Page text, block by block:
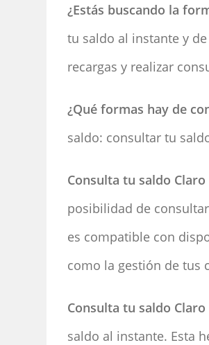
¿Estás buscando la
tu saldo al instante y
recargas y realizar
¿Qué formas hay de
saldo: consultar tu
Consulta tu saldo
posibilidad de
es compatible con
como la gestión de tus
Consulta tu saldo
saldo al instante. Esta